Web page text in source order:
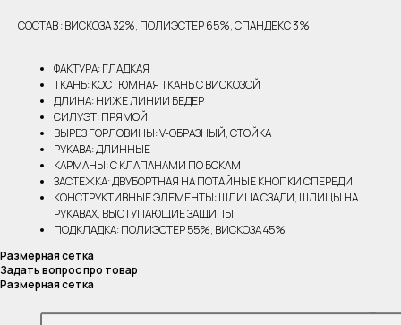
СОСТАВ : ВИСКОЗА 32%, ПОЛИЭСТЕР 65%, СПАНДЕКС 3%
ФАКТУРА: ГЛАДКАЯ
ТКАНЬ: КОСТЮМНАЯ ТКАНЬ С ВИСКОЗОЙ
ДЛИНА: НИЖЕ ЛИНИИ БЕДЕР
СИЛУЭТ: ПРЯМОЙ
ВЫРЕЗ ГОРЛОВИНЫ: V-ОБРАЗНЫЙ, СТОЙКА
РУКАВА: ДЛИННЫЕ
КАРМАНЫ: С КЛАПАНАМИ ПО БОКАМ
ЗАСТЕЖКА: ДВУБОРТНАЯ НА ПОТАЙНЫЕ КНОПКИ СПЕРЕДИ
КОНСТРУКТИВНЫЕ ЭЛЕМЕНТЫ: ШЛИЦА СЗАДИ, ШЛИЦЫ НА
РУКАВАХ, ВЫСТУПАЮЩИЕ ЗАЩИПЫ
ПОДКЛАДКА: ПОЛИЭСТЕР 55%, ВИСКОЗА 45%
Размерная сетка
Задать вопрос про товар
Размерная сетка